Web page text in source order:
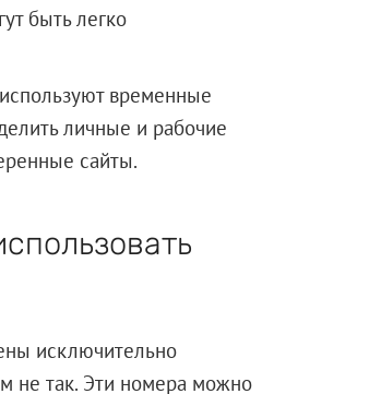
быть легко
временные
личные и рабочие
сайты.
исключительно
не так. Эти номера можно